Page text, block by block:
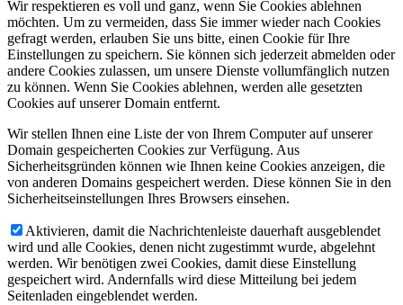
Wir respektieren es voll und ganz, wenn Sie Cookies ablehnen
möchten. Um zu vermeiden, dass Sie immer wieder nach Cookies
gefragt werden, erlauben Sie uns bitte, einen Cookie für Ihre
Einstellungen zu speichern. Sie können sich jederzeit abmelden oder
andere Cookies zulassen, um unsere Dienste vollumfänglich nutzen
zu können. Wenn Sie Cookies ablehnen, werden alle gesetzten
Cookies auf unserer Domain entfernt.
Wir stellen Ihnen eine Liste der von Ihrem Computer auf unserer
Domain gespeicherten Cookies zur Verfügung. Aus
Sicherheitsgründen können wie Ihnen keine Cookies anzeigen, die
von anderen Domains gespeichert werden. Diese können Sie in den
Sicherheitseinstellungen Ihres Browsers einsehen.
Aktivieren, damit die Nachrichtenleiste dauerhaft ausgeblendet
wird und alle Cookies, denen nicht zugestimmt wurde, abgelehnt
werden. Wir benötigen zwei Cookies, damit diese Einstellung
gespeichert wird. Andernfalls wird diese Mitteilung bei jedem
Seitenladen eingeblendet werden.